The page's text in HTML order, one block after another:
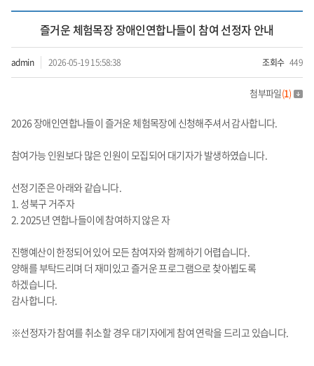
즐거운 체험목장 장애인연합나들이 참여 선정자 안내
admin 2026-05-19 15:58:38 조회수 449
첨부파일(1)
2026 장애인연합나들이 즐거운 체험목장에 신청해주셔서 감사합니다.
참여가능 인원보다 많은 인원이 모집되어 대기자가 발생하였습니다.
선정기준은 아래와 같습니다.
1. 성북구 거주자
2. 2025년 연합나들이에 참여하지 않은 자
진행예산이 한정되어 있어 모든 참여자와 함께하기 어렵습니다.
양해를 부탁드리며 더 재미있고 즐거운 프로그램으로 찾아뵙도록
하겠습니다.
감사합니다.
※선정자가 참여를 취소할 경우 대기자에게 참여 연락을 드리고 있습니다.